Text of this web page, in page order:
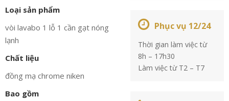
Loại sản phẩm
vòi lavabo 1 lỗ 1 cần gạt nóng
lạnh
Chất liệu
đồng mạ chrome niken
Bao gồm
Phục vụ 12/24
Thời gian làm việc từ
8h – 17h30
Làm việc từ T2 – T7